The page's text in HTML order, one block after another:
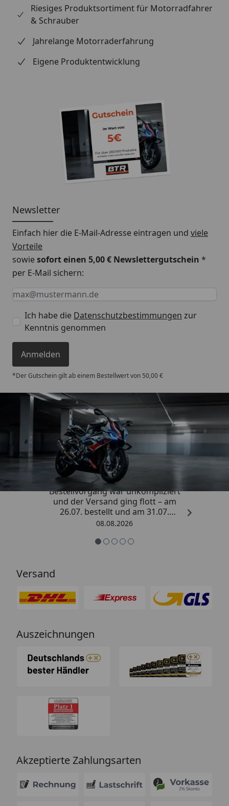
Riesiges Produktsortiment für Motorradfahrer
& Schrauber
Jahrelange Motorraderfahrung
Eigene Produktentwicklung
Newsletter
Einfach hier die E-Mail-Adresse eintragen und viele
Vorteile
sowiesofort einen 5,00 € Newslettergutschein *
per E-Mail sichern:
Keine Eingabe erforderlich
Eingabe erforderlich
E-Mail *
Ich habe die Datenschutzbestimmungen zur
Kenntnis genommen
Anmelden
*Der Gutschein gilt ab einem Bestellwert von 50,00 €
Trusted Shops
4,85/ 5
„Sehr zufriedener Kauf! Der
Bestellvorgang war unkompliziert
und der Versand ging flott – am
26.07. bestellt und am 31.07.
geliefert. Die Abdeckplane
Beschreibung und schützt
08.08.2026
Versand
Auszeichnungen
Akzeptierte Zahlungsarten